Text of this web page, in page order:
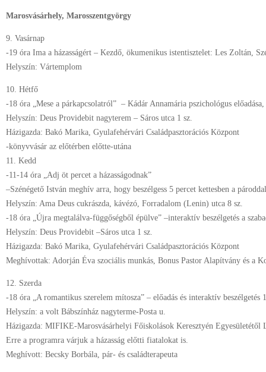
Marosvásárhely, Marosszentgyörgy
9. Vasárnap
-19 óra Ima a házasságért – Kezdő, ökumenikus istentisztelet: Les Zoltán,
Helyszín: Vártemplom
10. Hétfő
-18 óra „Mese a párkapcsolatról” – Kádár Annamária pszichológus előadása,
Helyszín: Deus Providebit nagyterem – Sáros utca 1 sz.
Házigazda: Bakó Marika, Gyulafehérvári Családpasztorációs Központ
-könyvvásár az előtérben előtte-utána
11. Kedd
-11-14 óra „Adj öt percet a házasságodnak”
–Szénégető István meghív arra, hogy beszélgess 5 percet kettesben a pároddal
Helyszín: Ama Deus cukrászda, kávézó, Forradalom (Lenin) utca 8 sz.
-18 óra „Újra megtalálva-függőségből épülve” –interaktív beszélgetés a
Helyszín: Deus Providebit –Sáros utca 1 sz.
Házigazda: Bakó Marika, Gyulafehérvári Családpasztorációs Központ
Meghívottak: Adorján Éva szociális munkás, Bonus Pastor Alapítvány és a
12. Szerda
-18 óra „A romantikus szerelem mítosza” – előadás és interaktív beszélgetés
Helyszín: a volt Bábszínház nagyterme-Posta u.
Házigazda: MIFIKE-Marosvásárhelyi Főiskolások Keresztyén Egyesületétől
Erre a programra várjuk a házasság előtti fiatalokat is.
Meghívott: Becsky Borbála, pár- és családterapeuta